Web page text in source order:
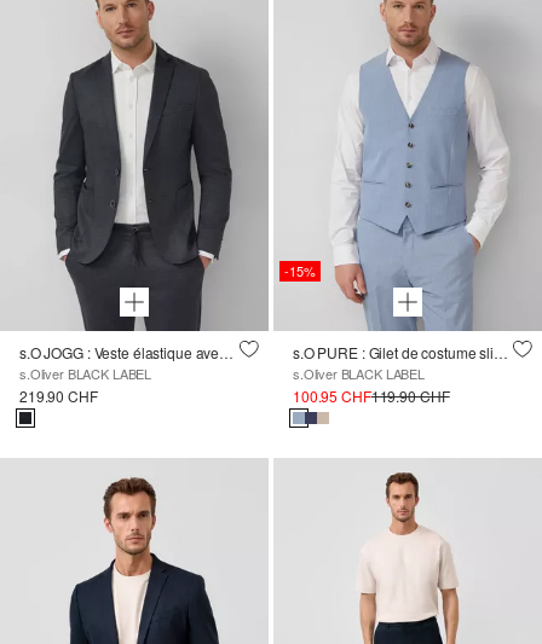
s.O JOGG : Veste élastique avec motif structuré
s.Oliver BLACK LABEL
219.90 CHF
-15%
s.O PURE : Gilet de costume slim fit en tissu stretch
s.Oliver BLACK LABEL
100.95 CHF119.90 CHF